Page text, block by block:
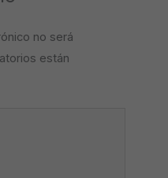
no será
están